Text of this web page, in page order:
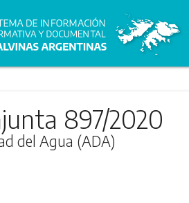
897/2020
del Agua (ADA)